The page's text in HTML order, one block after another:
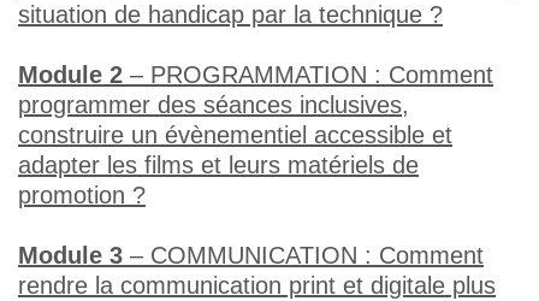
situation de handicap par la technique ?
Module 2 – PROGRAMMATION : Comment
programmer des séances inclusives,
construire un évènementiel accessible et
adapter les films et leurs matériels de
promotion ?
Module 3 – COMMUNICATION : Comment
rendre la communication print et digitale plus